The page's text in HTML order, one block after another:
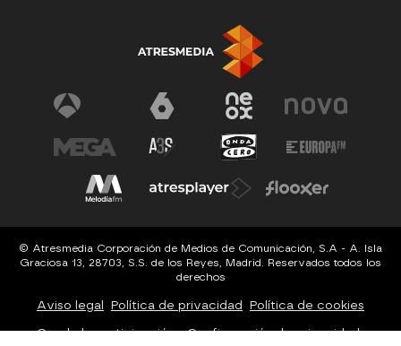
© Atresmedia Corporación de Medios de Comunicación, S.A - A. Isla
Graciosa 13, 28703, S.S. de los Reyes, Madrid. Reservados todos los
derechos
Aviso legal Política de privacidad Política de cookies
Cond. de participación Configuración de privacidad